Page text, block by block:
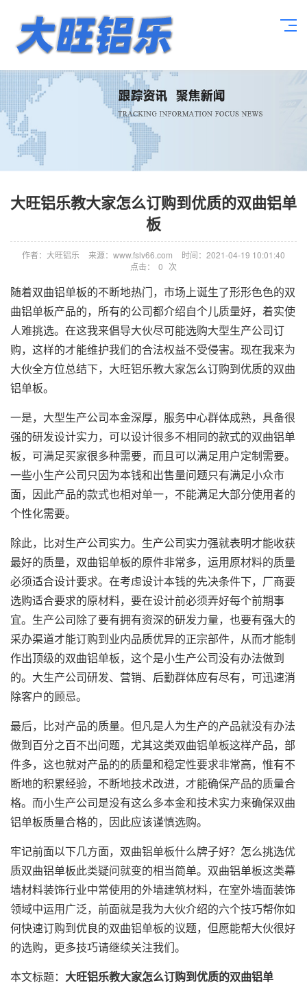
大旺铝乐教大家怎么订购到优质的双曲铝单
板
作者：大旺铝乐 来源：www.fslv66.com
时间：2021-04-19 10:01:40
点击：
0 次
随着双曲铝单板的不断地热门，市场上诞生了形形色色的双
曲铝单板产品的，所有的公司都介绍自个儿质量好，着实使
人难挑选。在这我来倡导大伙尽可能选购大型生产公司订
购，这样的才能维护我们的合法权益不受侵害。现在我来为
大伙全方位总结下，大旺铝乐教大家怎么订购到优质的双曲
铝单板。
一是，大型生产公司本金深厚，服务中心群体成熟，具备很
强的研发设计实力，可以设计很多不相同的款式的双曲铝单
板，可满足买家很多种需要，而且可以满足用户定制需要。
一些小生产公司只因为本钱和出售量问题只有满足小众市
面，因此产品的款式也相对单一，不能满足大部分使用者的
个性化需要。
除此，比对生产公司实力。生产公司实力强就表明才能收获
最好的质量， 双曲铝单板的原件非常多，运用原材料的质量
必须适合设计要求。在考虑设计本钱的先决条件下，厂商要
选购适合要求的原材料，要在设计前必须弄好每个前期事
宜。生产公司除了要有拥有资深的研发力量，也要有强大的
采办渠道才能订购到业内品质优异的正宗部件，从而才能制
作出顶级的双曲铝单板，这个是小生产公司没有办法做到
的。大生产公司研发、营销、后勤群体应有尽有，可迅速消
除客户的顾忌。
最后，比对产品的质量。但凡是人为生产的产品就没有办法
做到百分之百不出问题，尤其这类双曲铝单板这样产品，部
件多，这也就对产品的的质量和稳定性要求非常高，惟有不
断地的积累经验，不断地技术改进，才能确保产品的质量合
格。而小生产公司是没有这么多本金和技术实力来确保双曲
铝单板质量合格的，因此应该谨慎选购。
牢记前面以下几方面，双曲铝单板什么牌子好？怎么挑选优
质双曲铝单板此类疑问就变的相当简单。双曲铝单板这类幕
墙材料装饰行业中常使用的外墙建筑材料，在室外墙面装饰
领域中运用广泛，前面就是我为大伙介绍的六个技巧帮你如
何快速订购到优良的双曲铝单板的议题，但愿能帮大伙很好
的选购，更多技巧请继续关注我们。
本文标题： 大旺铝乐教大家怎么订购到优质的双曲铝单